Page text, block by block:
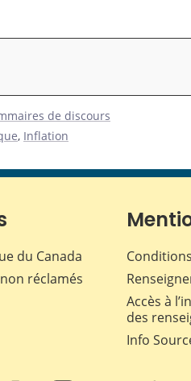
de discours
, Inflation
du Canada
réclamés
Accès à
des
Info